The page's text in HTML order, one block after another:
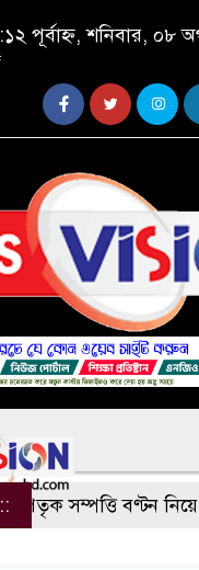
পূর্বাহ্ন, শনিবার, ০৮
সম্পত্তি বণ্টন নিয়ে